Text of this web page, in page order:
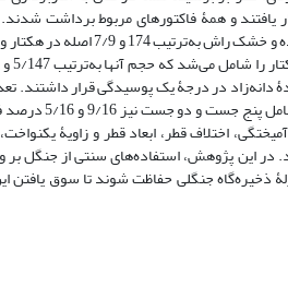
5/0 هکتاری با روش فاصله- آزیموت استقرار یافتند و همۀ فاکتورهای مربوط
خشک‌دارهای سرپا و افتاده در دو توده نیز اندازه‌گیری شد. براساس نتایج در تودۀ شاخه‌زاد تعداد در
شاخه‌زاد و 35 درصد از خشک‌دارهای سرپا و 42 درصد افتاده در تودۀ دانه‌زاد در درجۀ یک پوسیدگی
در جست‌گروه راش چهار پایه است که سهم این جست‌گروه‌ها 17 درصد
اختلاف قطر، ابعاد قطر و زاویۀ
در این پژوهش، استفاده‌های سنتی از جنگل بر
ذخیره‌گاه جنگلی حفاظت شوند تا سوق یافتن